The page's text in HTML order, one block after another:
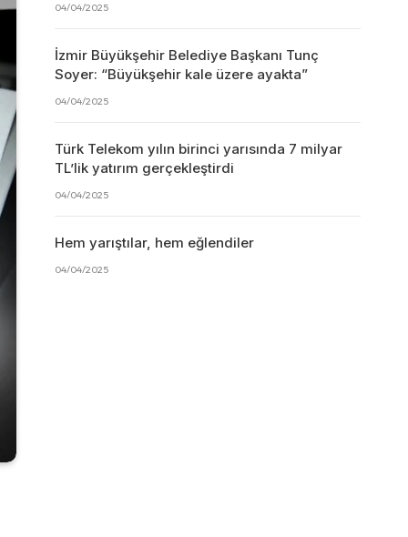
04/04/2025
İzmir Büyükşehir Belediye Başkanı Tunç
Soyer: “Büyükşehir kale üzere ayakta”
04/04/2025
Türk Telekom yılın birinci yarısında 7 milyar
TL’lik yatırım gerçekleştirdi
04/04/2025
Hem yarıştılar, hem eğlendiler
04/04/2025